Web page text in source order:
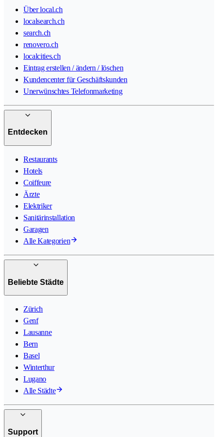
Über local.ch
localsearch.ch
search.ch
renovero.ch
localcities.ch
Eintrag erstellen / ändern / löschen
Kundencenter für Geschäftskunden
Unerwünschtes Telefonmarketing
Entdecken
Restaurants
Hotels
Coiffeure
Ärzte
Elektriker
Sanitärinstallation
Garagen
Alle Kategorien
Beliebte Städte
Zürich
Genf
Lausanne
Bern
Basel
Winterthur
Lugano
Alle Städte
Support